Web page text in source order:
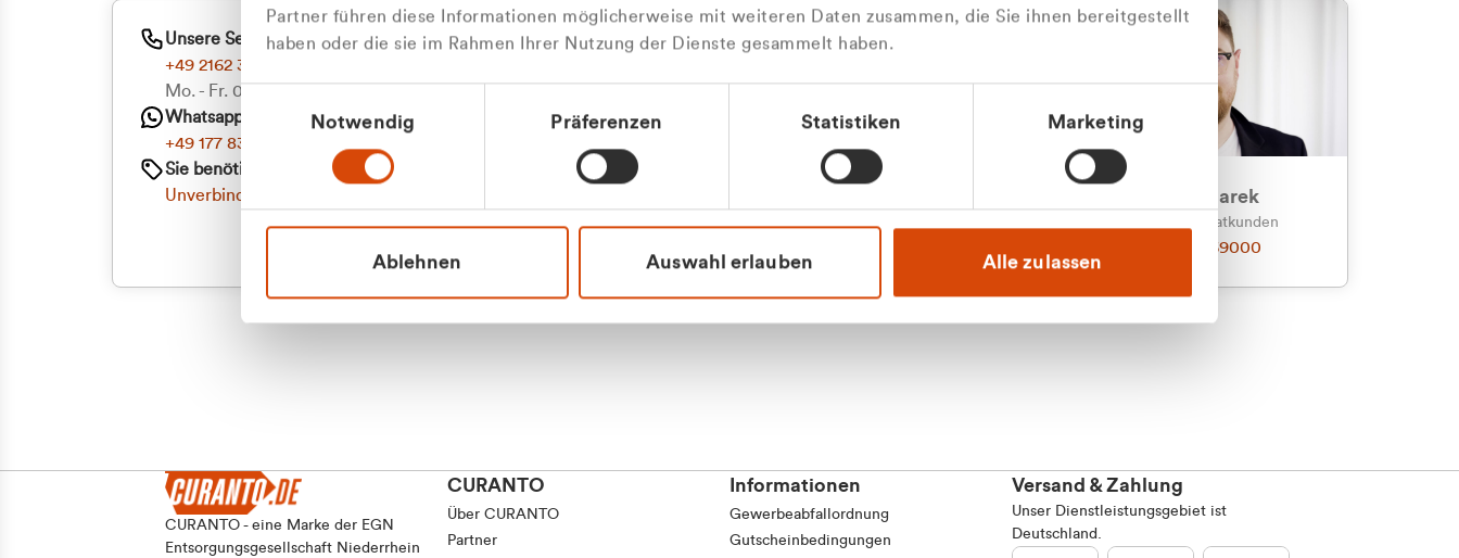
Partner führen diese Informationen möglicherweise mit weiteren Daten zusammen, die Sie ihnen bereitgestellt
haben oder die sie im Rahmen Ihrer Nutzung der Dienste gesammelt haben.
Einwilligungsauswahl
Notwendig Präferenzen Statistiken Marketing
Ablehnen Auswahl erlauben Alle zulassen
gehören Sie?
Privatkunde (inkl. MwSt.)
Geschäftskunde (exkl. MwSt.)
Unsere Service-Hotline
+49 2162 3769000
Mo. - Fr. 08.00 - 16:30 Uhr
Whatsapp
+49 177 8376058
Sie benötigen ein individuelles Angebot?
Unverbindliche Anfrage stellen
Julian Marek
Vertrieb - Privatkunden
0216 237 69000
CURANTO - eine Marke der EGN
Entsorgungsgesellschaft Niederrhein
CURANTO
Über CURANTO
Partner
Informationen
Gewerbeabfallordnung
Gutscheinbedingungen
Versand & Zahlung
Unser Dienstleistungsgebiet ist
Deutschland.